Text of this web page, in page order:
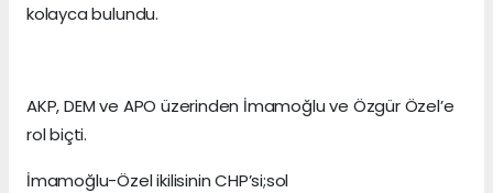
kolayca bulundu.
AKP, DEM ve APO üzerinden İmamoğlu ve Özgür Özel’e
rol biçti.
İmamoğlu-Özel ikilisinin CHP’si;sol